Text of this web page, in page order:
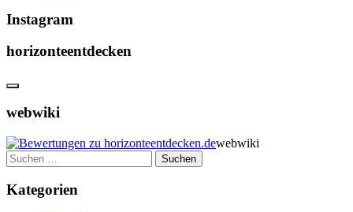
Instagram
horizonteentdecken
webwiki
webwiki
Suchen
nach:
Kategorien